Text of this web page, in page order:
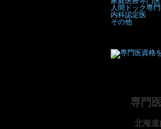
人間ドック専
内科認定医
その他
専門
北海